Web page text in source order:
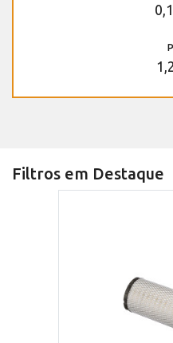
Filtros em Destaque